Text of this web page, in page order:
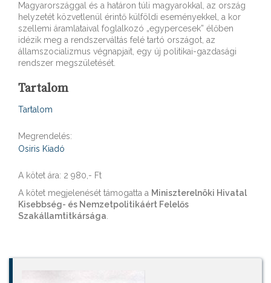
Magyarországgal és a határon túli magyarokkal, az ország
helyzetét közvetlenül érintő külföldi eseményekkel, a kor
szellemi áramlataival foglalkozó „egypercesek” élőben
idézik meg a rendszerváltás felé tartó országot, az
államszocializmus végnapjait, egy új politikai-gazdasági
rendszer megszületését.
Tartalom
Tartalom
Megrendelés:
Osiris Kiadó
A kötet ára: 2 980,- Ft
A kötet megjelenését támogatta a Miniszterelnöki Hivatal
Kisebbség- és Nemzetpolitikáért Felelős
Szakállamtitkársága.